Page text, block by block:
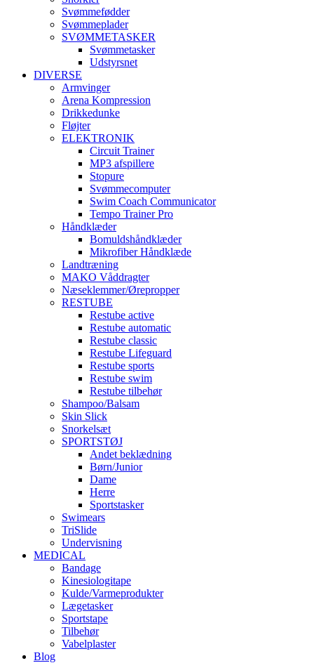
Svømmefødder
Svømmeplader
SVØMMETASKER
Svømmetasker
Udstyrsnet
DIVERSE
Armvinger
Arena Kompression
Drikkedunke
Fløjter
ELEKTRONIK
Circuit Trainer
MP3 afspillere
Stopure
Svømmecomputer
Swim Coach Communicator
Tempo Trainer Pro
Håndklæder
Bomuldshåndklæder
Mikrofiber Håndklæde
Landtræning
MAKO Våddragter
Næseklemmer/Ørepropper
RESTUBE
Restube active
Restube automatic
Restube classic
Restube Lifeguard
Restube sports
Restube swim
Restube tilbehør
Shampoo/Balsam
Skin Slick
Snorkelsæt
SPORTSTØJ
Andet beklædning
Børn/Junior
Dame
Herre
Sportstasker
Swimears
TriSlide
Undervisning
MEDICAL
Bandage
Kinesiologitape
Kulde/Varmeprodukter
Lægetasker
Sportstape
Tilbehør
Vabelplaster
Blog